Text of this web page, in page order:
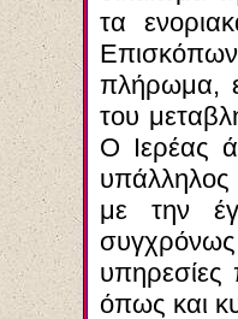
τα
πλήρωμα,
του
Ο Ιερέας
υπάλληλος
με την
όπως και